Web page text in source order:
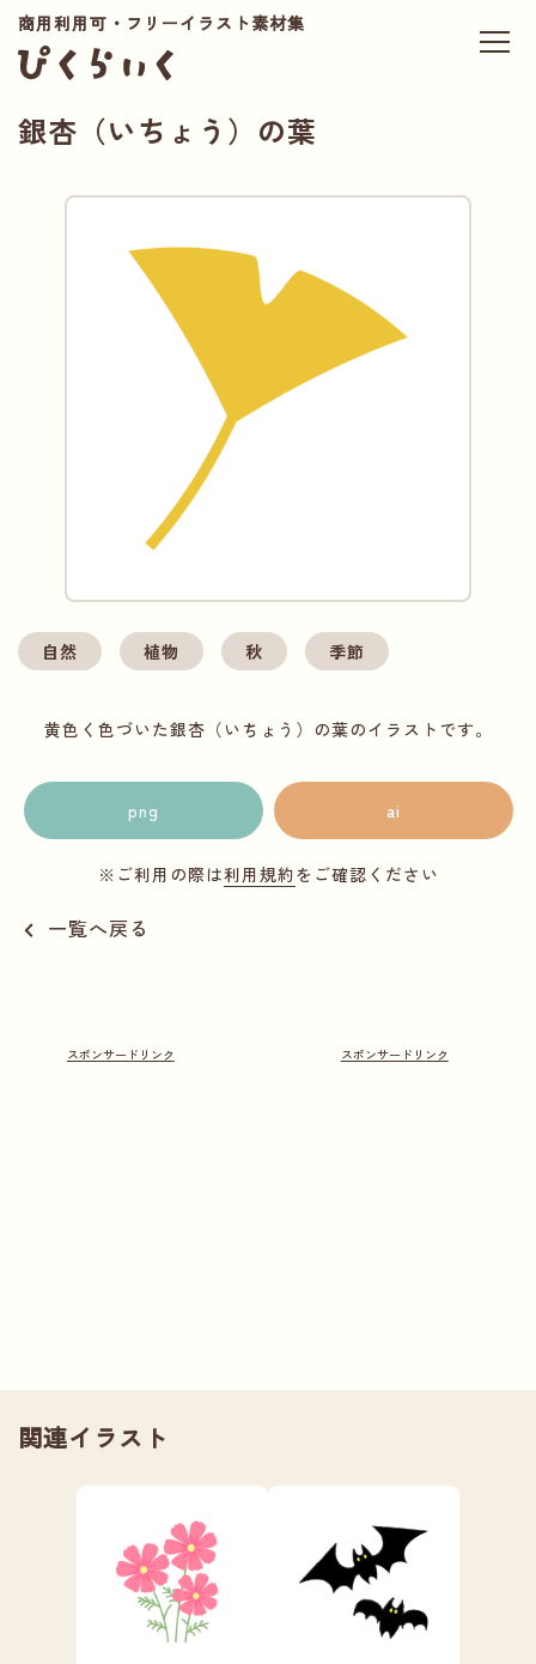
商用利用可・フリーイラスト素材集
銀杏（いちょう）の葉
自然 植物 秋 季節
黄色く色づいた銀杏（いちょう）の葉のイラストです。
png ai
※ご利用の際は利用規約をご確認ください
一覧へ戻る
関連イラスト